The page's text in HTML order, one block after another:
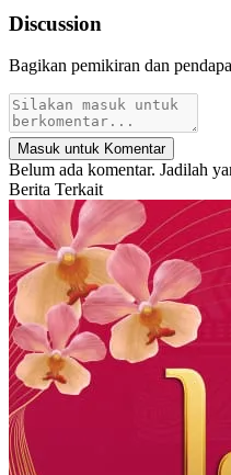
Discussion
Bagikan pemikiran dan
Masuk untuk Komentar
Belum ada komentar. Jadilah
Berita Terkait